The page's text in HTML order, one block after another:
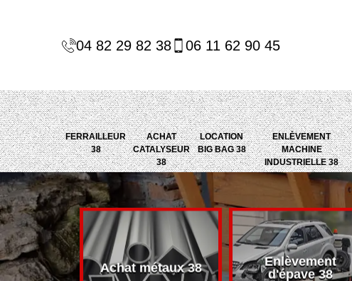
04 82 29 82 38 06 11 62 90 45
FERRAILLEUR
38
ACHAT
CATALYSEUR
38
LOCATION
BIG BAG 38
ENLÈVEMENT
MACHINE
INDUSTRIELLE 38
38 Achat métaux 38
Enlèvement
d'épave 38